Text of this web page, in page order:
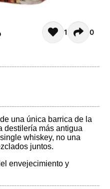
no hay 1 0
una única barrica de la
destilería más antigua
whiskey, no una
juntos.
envejecimiento y